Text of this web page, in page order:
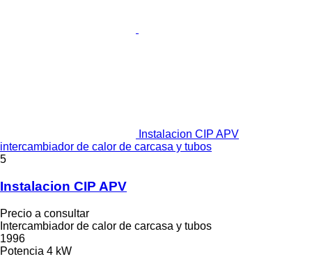
Instalacion CIP APV
intercambiador de calor de carcasa y tubos
5
Instalacion CIP APV
Precio a consultar
Intercambiador de calor de carcasa y tubos
1996
Potencia 4 kW